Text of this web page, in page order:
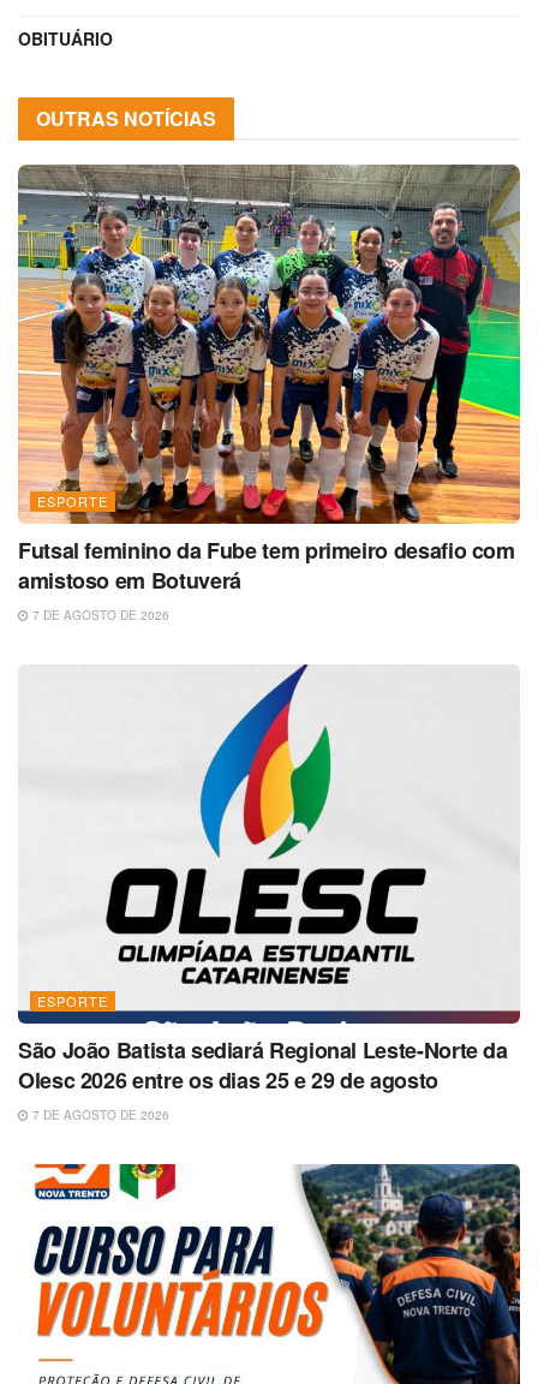
OBITUÁRIO
OUTRAS NOTÍCIAS
ESPORTE
Futsal feminino da Fube tem primeiro desafio com
amistoso em Botuverá
7 DE AGOSTO DE 2026
ESPORTE
São João Batista sediará Regional Leste-Norte da
Olesc 2026 entre os dias 25 e 29 de agosto
7 DE AGOSTO DE 2026